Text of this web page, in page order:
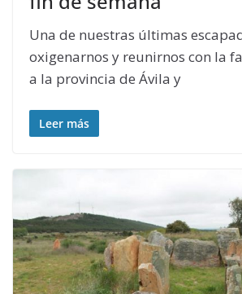
Una de nuestras últimas
oxigenarnos y reunirnos con la
a la provincia de Ávila y
Leer más